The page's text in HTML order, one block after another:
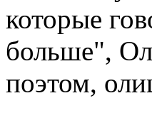
которые
больше",
поэтом,